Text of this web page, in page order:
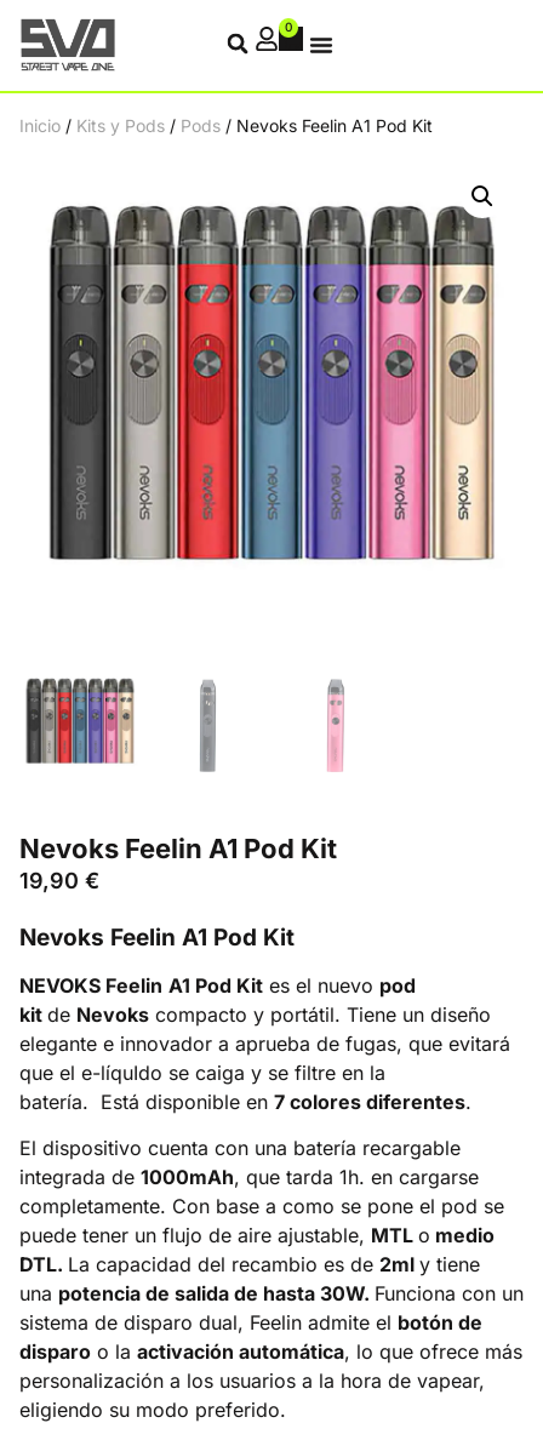
0
Inicio / Kits y Pods / Pods / Nevoks Feelin A1 Pod Kit
Nevoks Feelin A1 Pod Kit
19,90 €
Nevoks Feelin A1 Pod Kit
NEVOKS Feelin A1 Pod Kit es el nuevo pod
kit de Nevoks compacto y portátil. Tiene un diseño
elegante e innovador a aprueba de fugas, que evitará
que el e-líquIdo se caiga y se filtre en la
batería. Está disponible en 7 colores diferentes.
El dispositivo cuenta con una batería recargable
integrada de 1000mAh, que tarda 1h. en cargarse
completamente. Con base a como se pone el pod se
puede tener un flujo de aire ajustable, MTL o medio
DTL. La capacidad del recambio es de 2ml y tiene
una potencia de salida de hasta 30W. Funciona con un
sistema de disparo dual, Feelin admite el botón de
disparo o la activación automática, lo que ofrece más
personalización a los usuarios a la hora de vapear,
eligiendo su modo preferido.